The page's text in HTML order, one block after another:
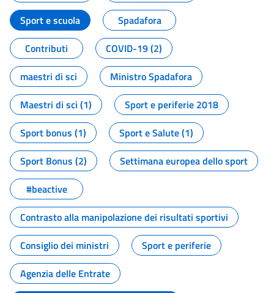
Sport e scuola
Spadafora
Contributi
COVID-19 (2)
maestri di sci
Ministro Spadafora
Maestri di sci (1)
Sport e periferie 2018
Sport bonus (1)
Sport e Salute (1)
Sport Bonus (2)
Settimana europea dello sport
#beactive
Contrasto alla manipolazione dei risultati sportivi
Consiglio dei ministri
Sport e periferie
Agenzia delle Entrate